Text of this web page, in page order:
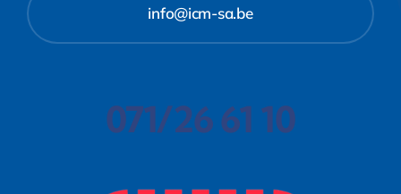
info@icm-sa.be
071/26 61 10